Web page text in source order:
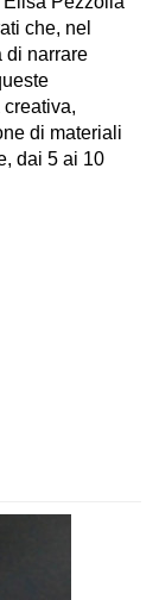
che, nel
di narrare
di materiali
dai 5 ai 10